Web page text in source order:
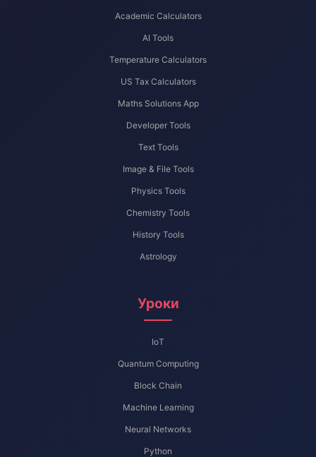
Academic Calculators
AI Tools
Temperature Calculators
US Tax Calculators
Maths Solutions App
Developer Tools
Text Tools
Image & File Tools
Physics Tools
Chemistry Tools
History Tools
Astrology
Уроки
IoT
Quantum Computing
Block Chain
Machine Learning
Neural Networks
Python